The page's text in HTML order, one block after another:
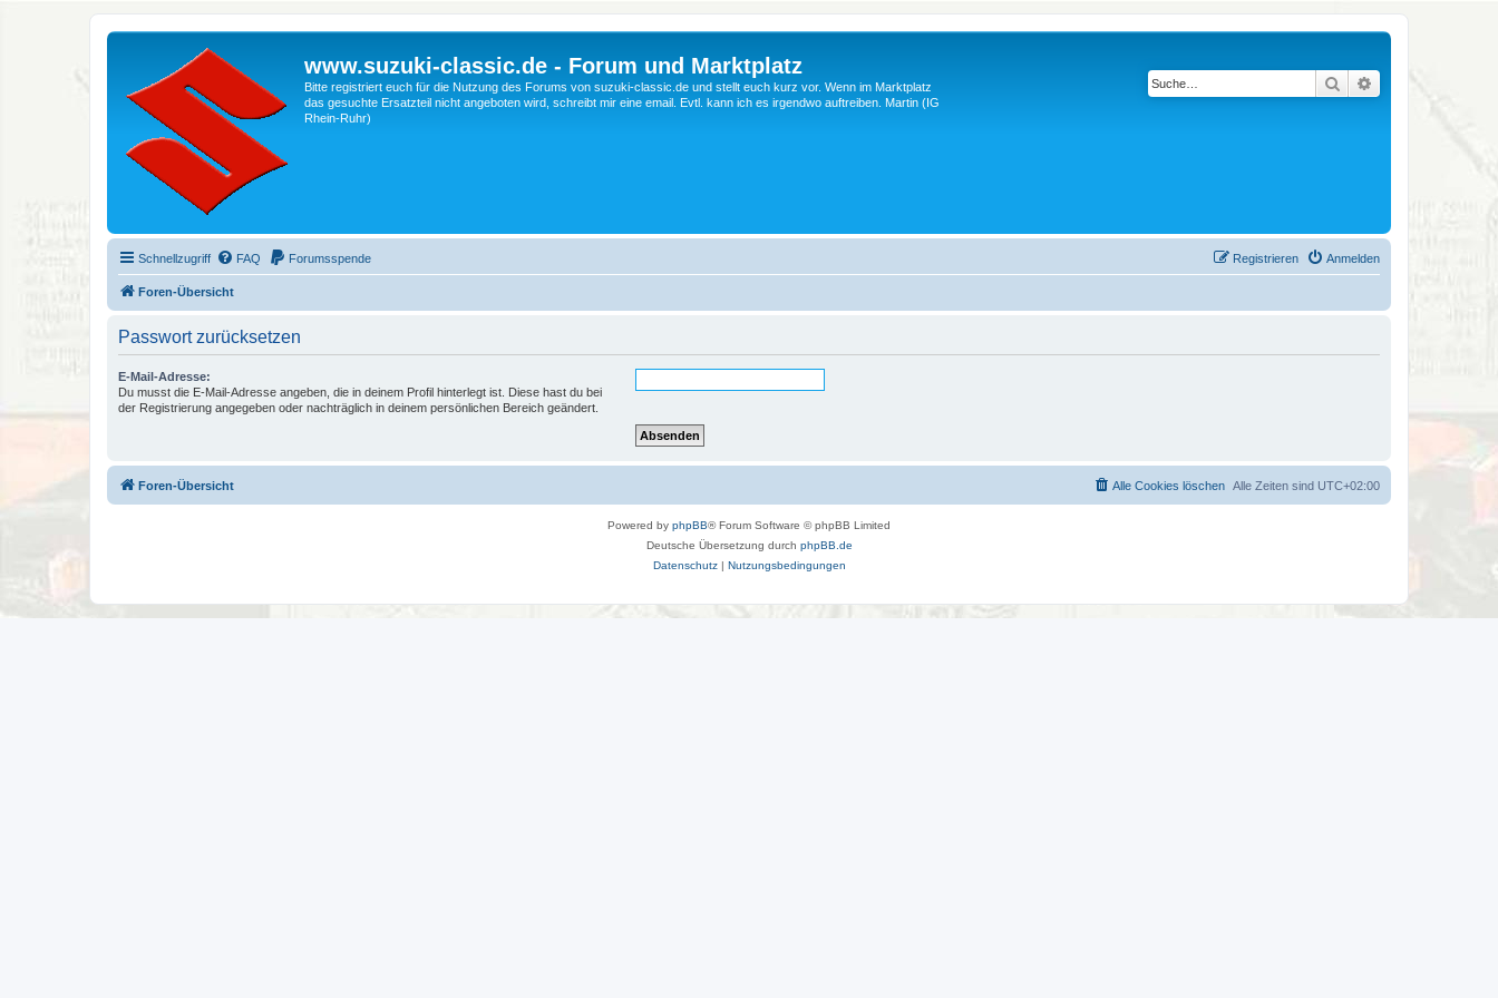
www.suzuki-classic.de - Forum und Marktplatz
Bitte registriert euch für die Nutzung des Forums von suzuki-classic.de und stellt euch kurz vor. Wenn im Marktplatz
das gesuchte Ersatzteil nicht angeboten wird, schreibt mir eine email. Evtl. kann ich es irgendwo auftreiben. Martin (IG
Rhein-Ruhr)
Suche Erweiterte Suche
Schnellzugriff FAQ Forumsspende Anmelden
Registrieren
Foren-Übersicht
Passwort zurücksetzen
E-Mail-Adresse:
Du musst die E-Mail-Adresse angeben, die in deinem Profil hinterlegt ist. Diese hast du bei
der Registrierung angegeben oder nachträglich in deinem persönlichen Bereich geändert.
Foren-Übersicht Alle Zeiten sind UTC+02:00
Alle Cookies löschen
Powered by phpBB® Forum Software © phpBB Limited
Deutsche Übersetzung durch phpBB.de
Datenschutz| Nutzungsbedingungen